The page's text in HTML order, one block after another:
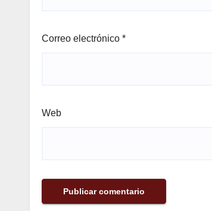
Correo electrónico *
Web